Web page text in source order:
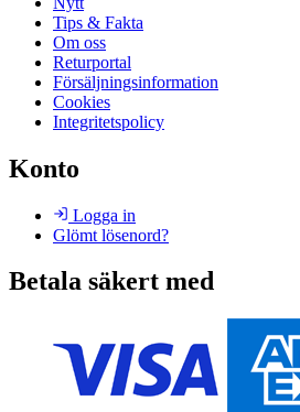
Tips & Fakta
Om oss
Returportal
Försäljningsinformation
Cookies
Integritetspolicy
Konto
Logga in
Glömt lösenord?
Betala säkert med